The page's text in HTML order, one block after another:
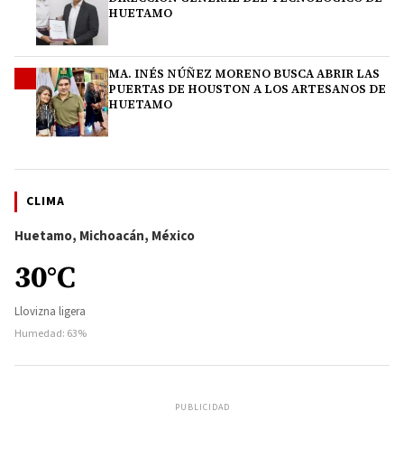
HUETAMO
MA. INÉS NÚÑEZ MORENO BUSCA ABRIR LAS
PUERTAS DE HOUSTON A LOS ARTESANOS DE
HUETAMO
CLIMA
Huetamo, Michoacán, México
30°C
Llovizna ligera
Humedad: 63%
PUBLICIDAD